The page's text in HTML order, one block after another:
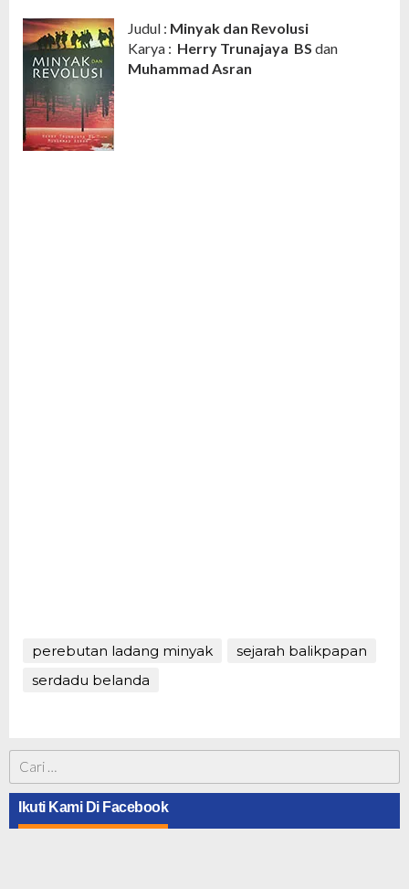
Judul : Minyak dan Revolusi
Karya : Herry Trunajaya BS dan
Muhammad Asran
perebutan ladang minyak
sejarah balikpapan
serdadu belanda
untuk:
Ikuti Kami Di Facebook